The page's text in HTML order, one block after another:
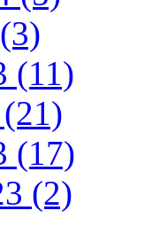
(11)
(17)
(2)